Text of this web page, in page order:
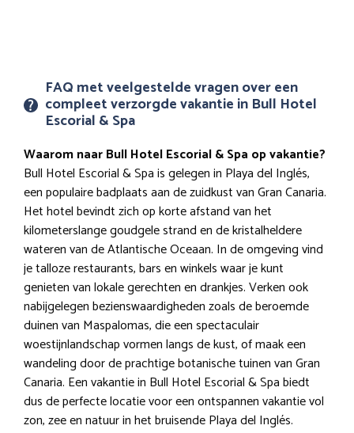
FAQ met veelgestelde vragen over een
compleet verzorgde vakantie in Bull Hotel
Escorial & Spa
Waarom naar Bull Hotel Escorial & Spa op vakantie?
Bull Hotel Escorial & Spa is gelegen in Playa del Inglés,
een populaire badplaats aan de zuidkust van Gran Canaria.
Het hotel bevindt zich op korte afstand van het
kilometerslange goudgele strand en de kristalheldere
wateren van de Atlantische Oceaan. In de omgeving vind
je talloze restaurants, bars en winkels waar je kunt
genieten van lokale gerechten en drankjes. Verken ook
nabijgelegen bezienswaardigheden zoals de beroemde
duinen van Maspalomas, die een spectaculair
woestijnlandschap vormen langs de kust, of maak een
wandeling door de prachtige botanische tuinen van Gran
Canaria. Een vakantie in Bull Hotel Escorial & Spa biedt
dus de perfecte locatie voor een ontspannen vakantie vol
zon, zee en natuur in het bruisende Playa del Inglés.